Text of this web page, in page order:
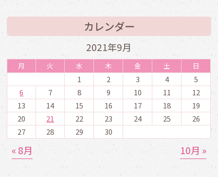
カレンダー
2021年9月
月 火 水 木 金 土 日
1 2 3 4
5
6
7 8 9 10 11
12
13
14 15 16 17 18
19
20
21 22 23 24 25
26
27
28 29 30
« 8月 10月 »